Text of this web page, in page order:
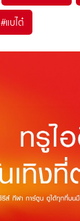
#แบไต๋